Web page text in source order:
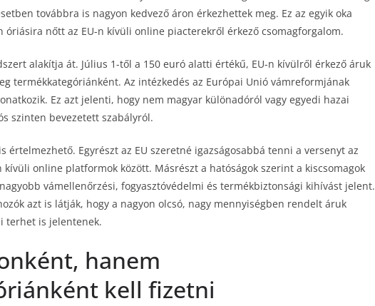
továbbra is nagyon kedvező áron érkezhettek meg. Ez az egyik oka
óriásira nőtt az EU-n kívüli online piacterekről érkező csomagforgalom.
alakítja át. Július 1-től a 150 euró alatti értékű, EU-n kívülről érkező áruk
termékkategóriánként. Az intézkedés az Európai Unió vámreformjának
Ez azt jelenti, hogy nem magyar különadóról vagy egyedi hazai
szinten bevezetett szabályról.
értelmezhető. Egyrészt az EU szeretné igazságosabbá tenni a versenyt az
kívüli online platformok között. Másrészt a hatóságok szerint a kiscsomagok
vámellenőrzési, fogyasztóvédelmi és termékbiztonsági kihívást jelent.
azt is látják, hogy a nagyon olcsó, nagy mennyiségben rendelt áruk
terhet is jelentenek.
hanem
kell fizetni